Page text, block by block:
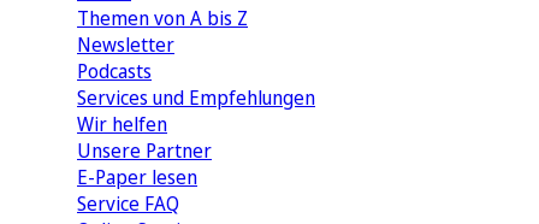
Themen von A bis Z
Newsletter
Podcasts
Services und Empfehlungen
Wir helfen
Unsere Partner
E-Paper lesen
Service FAQ